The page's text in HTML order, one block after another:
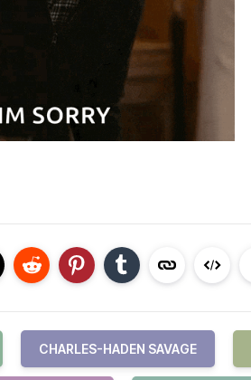
CHARLES-HADEN SAVAGE